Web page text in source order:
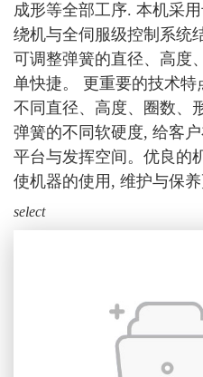
成形等全部工序. 本机采
绕机与全伺服级控制系统
可调整弹簧的直径、高度
单快捷。 更重要的技术特
不同直径、高度、圈数、
弹簧的不同软硬度, 给客
平台与发挥空间。优良的
使机器的使用, 维护与保养
select